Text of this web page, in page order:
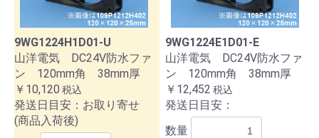
9WG1224H1D01-U
山洋電気 DC24V防水ファ
ン 120mm角 38mm厚
￥10,120 税込
発送日目安：お取り寄せ
(商品入荷後)
9WG1224E1D01-E
山洋電気 DC24V防水ファ
ン 120mm角 38mm厚
￥12,452 税込
発送日目安：
数量